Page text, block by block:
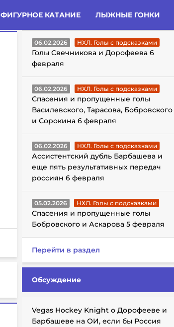
ФИГУРНОЕ КАТАНИЕ ЛЫЖНЫЕ ГОНКИ
ГОЛЫ С ПОДСКАЗКАМИ
06.02.2026 НХЛ. Голы с подсказками
Голы Свечникова и Дорофеева 6
февраля
06.02.2026 НХЛ. Голы с подсказками
Спасения и пропущенные голы
Василевского, Тарасова, Бобровского
и Сорокина 6 февраля
06.02.2026 НХЛ. Голы с подсказками
Ассистентский дубль Барбашева и
еще пять результативных передач
россиян 6 февраля
05.02.2026 НХЛ. Голы с подсказками
Спасения и пропущенные голы
Бобровского и Аскарова 5 февраля
Перейти в раздел
Обсуждение
Vegas Hockey Knight о Дорофееве и
Барбашеве на ОИ, если бы Россия